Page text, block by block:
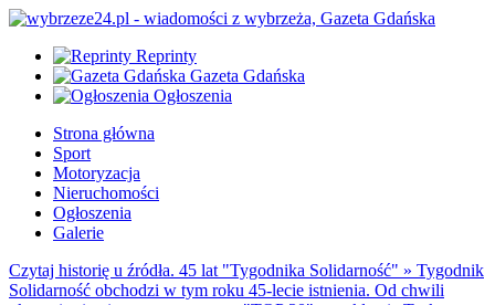
Reprinty
Gazeta Gdańska
Ogłoszenia
Strona główna
Sport
Motoryzacja
Nieruchomości
Ogłoszenia
Galerie
Czytaj historię u źródła. 45 lat "Tygodnika Solidarność" » Tygodnik
Solidarność obchodzi w tym roku 45-lecie istnienia. Od chwili